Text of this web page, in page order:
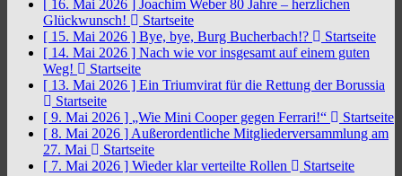
[ 16. Mai 2026 ] Joachim Weber 80 Jahre – herzlichen
Glückwunsch!
Startseite
[ 15. Mai 2026 ] Bye, bye, Burg Bucherbach!?
Startseite
[ 14. Mai 2026 ] Nach wie vor insgesamt auf einem guten
Weg!
Startseite
[ 13. Mai 2026 ] Ein Triumvirat für die Rettung der Borussia
Startseite
[ 9. Mai 2026 ] „Wie Mini Cooper gegen Ferrari!“
Startseite
[ 8. Mai 2026 ] Außerordentliche Mitgliederversammlung am
27. Mai
Startseite
[ 7. Mai 2026 ] Wieder klar verteilte Rollen
Startseite